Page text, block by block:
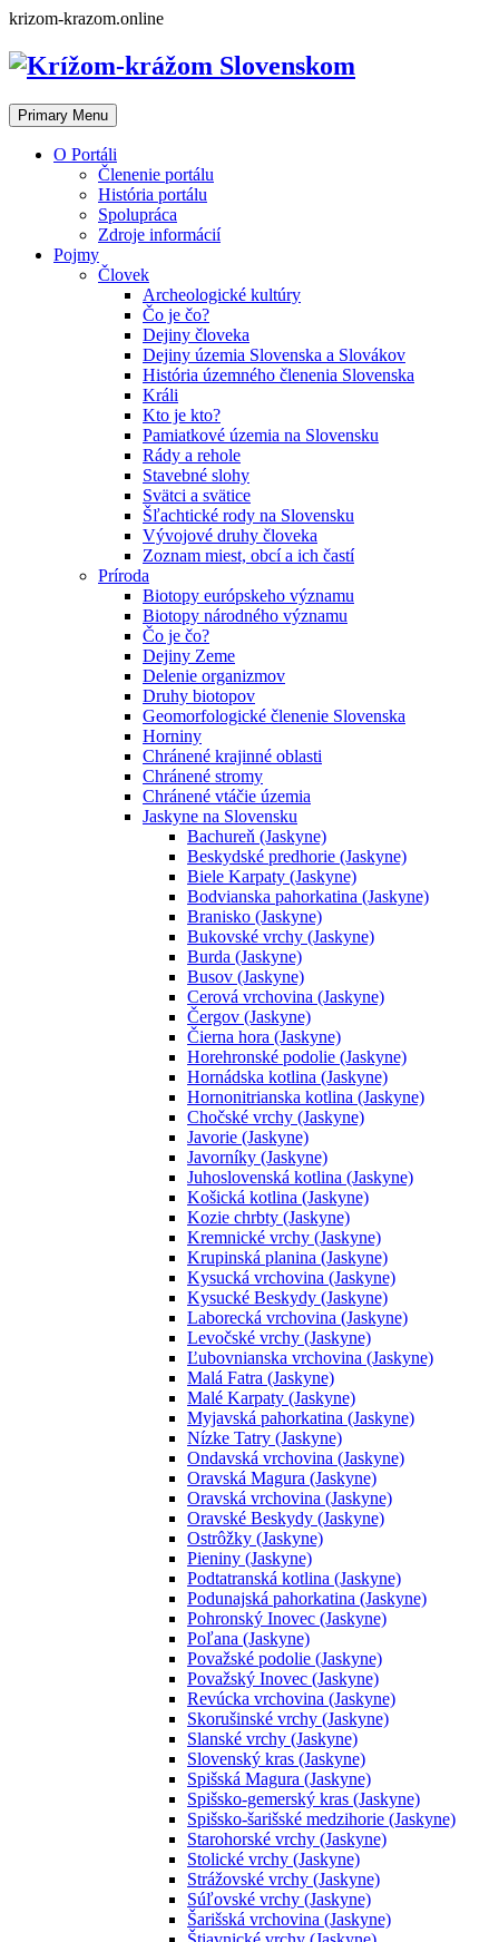
Skip
content
krizom-krazom.online
Primary Menu
O Portáli
Členenie portálu
História portálu
Spolupráca
Zdroje informácií
Pojmy
Človek
Archeologické kultúry
Čo je čo?
Dejiny človeka
Dejiny územia Slovenska a Slovákov
História územného členenia Slovenska
Králi
Kto je kto?
Pamiatkové územia na Slovensku
Rády a rehole
Stavebné slohy
Svätci a svätice
Šľachtické rody na Slovensku
Vývojové druhy človeka
Zoznam miest, obcí a ich častí
Príroda
Biotopy európskeho významu
Biotopy národného významu
Čo je čo?
Dejiny Zeme
Delenie organizmov
Druhy biotopov
Geomorfologické členenie Slovenska
Horniny
Chránené krajinné oblasti
Chránené stromy
Chránené vtáčie územia
Jaskyne na Slovensku
Bachureň (Jaskyne)
Beskydské predhorie (Jaskyne)
Biele Karpaty (Jaskyne)
Bodvianska pahorkatina (Jaskyne)
Branisko (Jaskyne)
Bukovské vrchy (Jaskyne)
Burda (Jaskyne)
Busov (Jaskyne)
Cerová vrchovina (Jaskyne)
Čergov (Jaskyne)
Čierna hora (Jaskyne)
Horehronské podolie (Jaskyne)
Hornádska kotlina (Jaskyne)
Hornonitrianska kotlina (Jaskyne)
Chočské vrchy (Jaskyne)
Javorie (Jaskyne)
Javorníky (Jaskyne)
Juhoslovenská kotlina (Jaskyne)
Košická kotlina (Jaskyne)
Kozie chrbty (Jaskyne)
Kremnické vrchy (Jaskyne)
Krupinská planina (Jaskyne)
Kysucká vrchovina (Jaskyne)
Kysucké Beskydy (Jaskyne)
Laborecká vrchovina (Jaskyne)
Levočské vrchy (Jaskyne)
Ľubovnianska vrchovina (Jaskyne)
Malá Fatra (Jaskyne)
Malé Karpaty (Jaskyne)
Myjavská pahorkatina (Jaskyne)
Nízke Tatry (Jaskyne)
Ondavská vrchovina (Jaskyne)
Oravská Magura (Jaskyne)
Oravská vrchovina (Jaskyne)
Oravské Beskydy (Jaskyne)
Ostrôžky (Jaskyne)
Pieniny (Jaskyne)
Podtatranská kotlina (Jaskyne)
Podunajská pahorkatina (Jaskyne)
Pohronský Inovec (Jaskyne)
Poľana (Jaskyne)
Považské podolie (Jaskyne)
Považský Inovec (Jaskyne)
Revúcka vrchovina (Jaskyne)
Skorušinské vrchy (Jaskyne)
Slanské vrchy (Jaskyne)
Slovenský kras (Jaskyne)
Spišská Magura (Jaskyne)
Spišsko-gemerský kras (Jaskyne)
Spišsko-šarišské medzihorie (Jaskyne)
Starohorské vrchy (Jaskyne)
Stolické vrchy (Jaskyne)
Strážovské vrchy (Jaskyne)
Súľovské vrchy (Jaskyne)
Šarišská vrchovina (Jaskyne)